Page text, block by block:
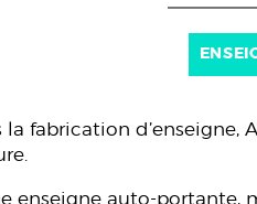
la fabrication d’enseigne,
enseigne auto-